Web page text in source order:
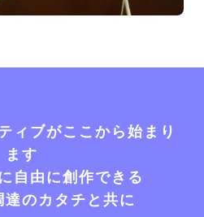
ィブがここから始まり
ます
自由に創作できる
のカタチと共に